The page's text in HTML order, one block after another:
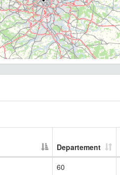
Departement
60